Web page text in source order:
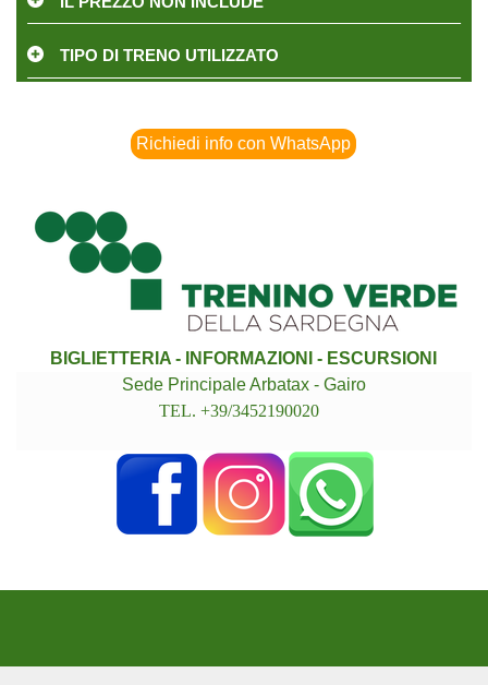
TIPO DI TRENO UTILIZZATO
Richiedi info con WhatsApp
BIGLIETTERIA - INFORMAZIONI - ESCURSIONI
Sede Principale Arbatax - Gairo
TEL. +39/3452190020